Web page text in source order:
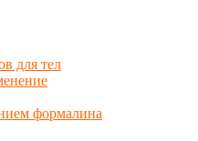
для тел
формалина